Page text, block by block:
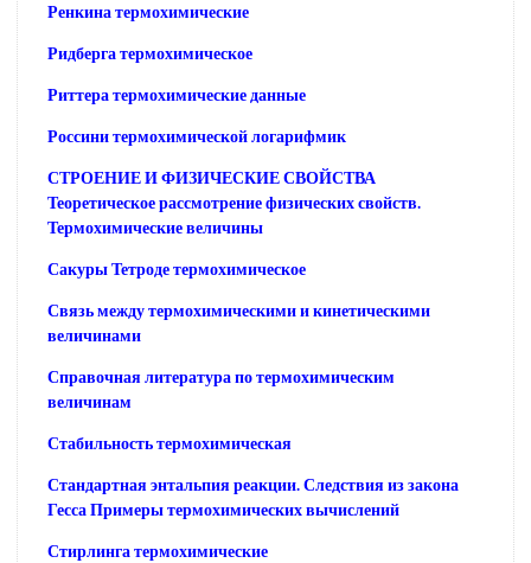
Ренкина термохимические
Ридберга термохимическое
Риттера термохимические данные
Россини термохимической логарифмик
СТРОЕНИЕ И ФИЗИЧЕСКИЕ СВОЙСТВА
Теоретическое рассмотрение физических свойств.
Термохимические величины
Сакуры Тетроде термохимическое
Связь между термохимическими и кинетическими
величинами
Справочная литература по термохимическим
величинам
Стабильность термохимическая
Стандартная энтальпия реакции. Следствия из закона
Гесса Примеры термохимических вычислений
Стирлинга термохимические